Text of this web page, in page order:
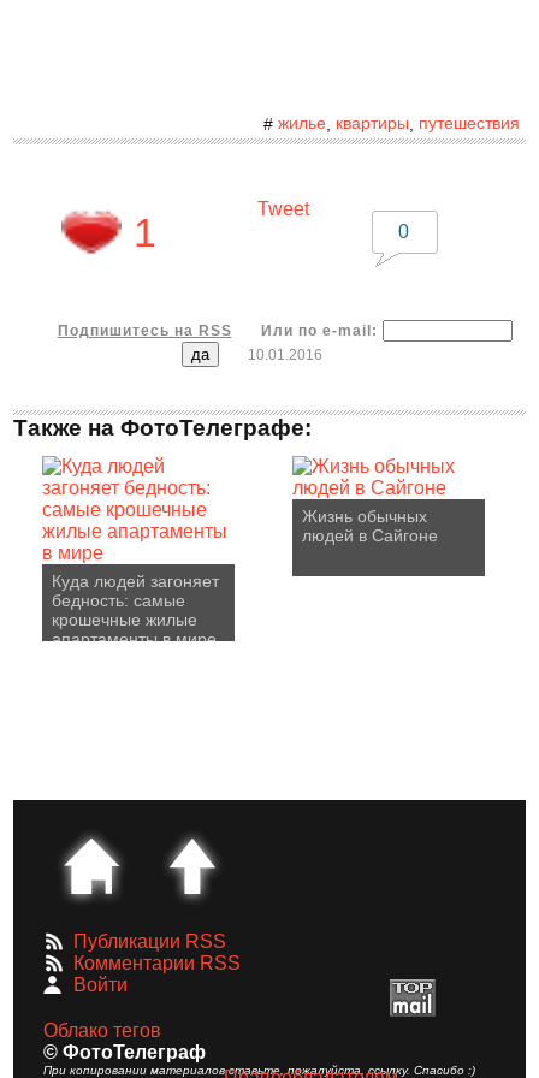
# жилье, квартиры путешествия
1
Tweet
0
Подпишитесь на RSS
Или по e-mail:
10.01.2016
Также на ФотоТелеграфе:
Куда людей загоняет
бедность: самые
крошечные жилые
апартаменты в мире
Жизнь обычных
людей в Сайгоне
Публикации RSS
Комментарии RSS
Войти
Облако тегов
© ФотоТелеграф
При копировании материалов ставьте, пожалуйста, ссылку. Спасибо :)